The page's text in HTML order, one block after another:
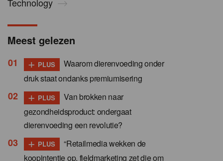
Meest gelezen
+ PLUS
Waarom dierenvoeding onder
druk staat ondanks premiumisering
+ PLUS
Van brokken naar
gezondheidsproduct: ondergaat
dierenvoeding een revolutie?
+ PLUS
“Retailmedia wekken de
koopintentie op, fieldmarketing zet die om